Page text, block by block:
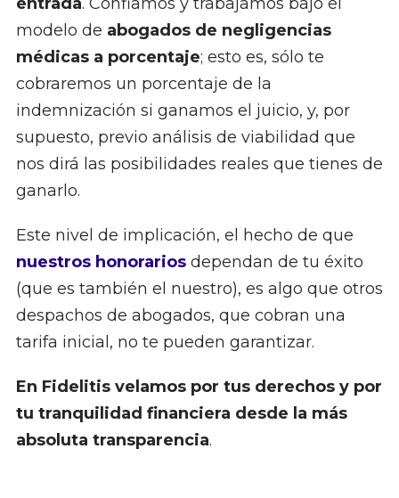
modelo de abogados de negligencias
médicas a porcentaje; esto es, sólo te
cobraremos un porcentaje de la
indemnización si ganamos el juicio, y, por
supuesto, previo análisis de viabilidad que
nos dirá las posibilidades reales que tienes de
ganarlo.
Este nivel de implicación, el hecho de que
nuestros honorariosdependan de tu éxito
(que es también el nuestro), es algo que otros
despachos de abogados, que cobran una
tarifa inicial, no te pueden garantizar.
En Fidelitis velamos por tus derechos y por
tu tranquilidad financiera desde la más
absoluta transparencia.